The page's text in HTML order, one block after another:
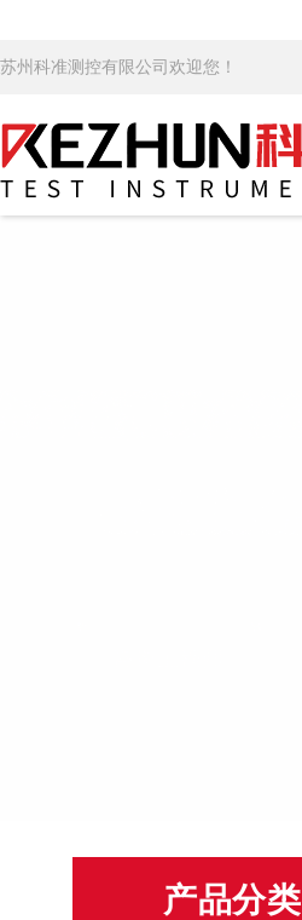
苏州科准测控有限公司欢迎您！
产品分类